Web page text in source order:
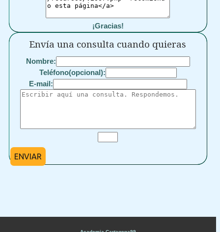
¡Gracias!
Envía una consulta cuando quieras
Nombre:
Teléfono(opcional):
E-mail:
ENVIAR